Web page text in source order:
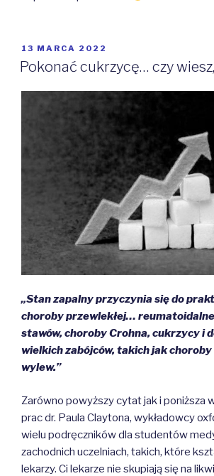
OPUBLIKOWANE
W
13 MARCA 2022
Pokonać cukrzycę… czy
„Stan zapalny przyczynia się do
choroby przewlekłej…
stawów, choroby Crohna, cukrzycy i
wielkich zabójców, takich jak
wylew.”
Zarówno powyższy cytat jak i poniższa
prac dr. Paula Claytona, wykładowcy
wielu podręczników dla studentów
zachodnich uczelniach, takich, które
lekarzy. Ci lekarze nie skupiają się na